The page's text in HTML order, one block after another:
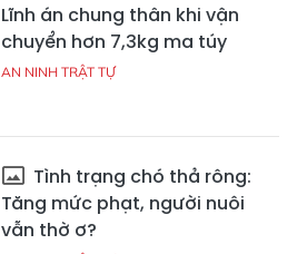
Lĩnh án chung thân khi vận
chuyển hơn 7,3kg ma túy
AN NINH TRẬT TỰ
Tình trạng chó thả rông:
Tăng mức phạt, người nuôi
vẫn thờ ơ?